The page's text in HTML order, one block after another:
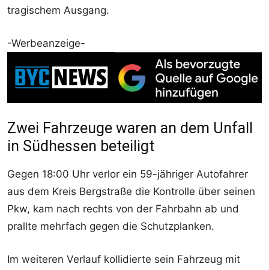
tragischem Ausgang.
-Werbeanzeige-
Zwei Fahrzeuge waren an dem Unfall
in Südhessen beteiligt
Gegen 18:00 Uhr verlor ein 59-jähriger Autofahrer
aus dem Kreis Bergstraße die Kontrolle über seinen
Pkw, kam nach rechts von der Fahrbahn ab und
prallte mehrfach gegen die Schutzplanken.
Im weiteren Verlauf kollidierte sein Fahrzeug mit